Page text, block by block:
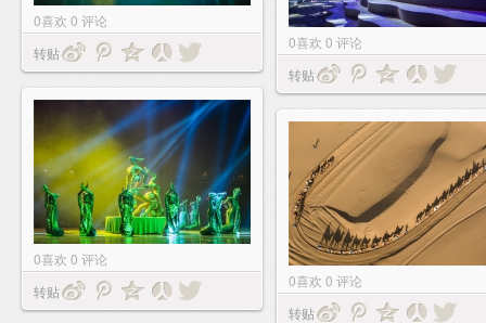
0喜欢 0 评论
转贴
0喜欢 0 评论
转贴
0喜欢 0 评论
转贴
0喜欢 0 评论
转贴